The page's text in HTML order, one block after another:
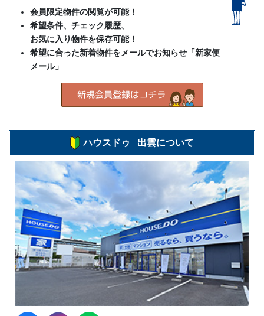
会員限定物件の閲覧が可能！
希望条件、チェック履歴、
お気に入り物件を保存可能！
希望に合った新着物件をメールでお知らせ「新家便
メール」
ハウスドゥ 出雲について